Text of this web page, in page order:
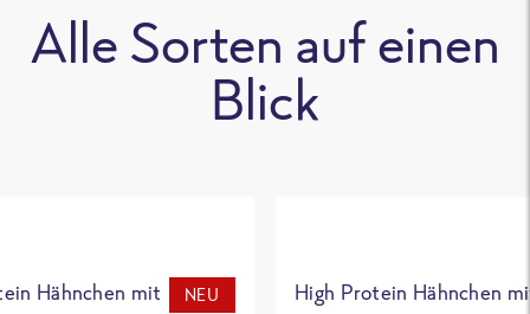
Alle Sorten auf einen
Blick
Hähnchen mit
NEU
High Protein Hähnchen